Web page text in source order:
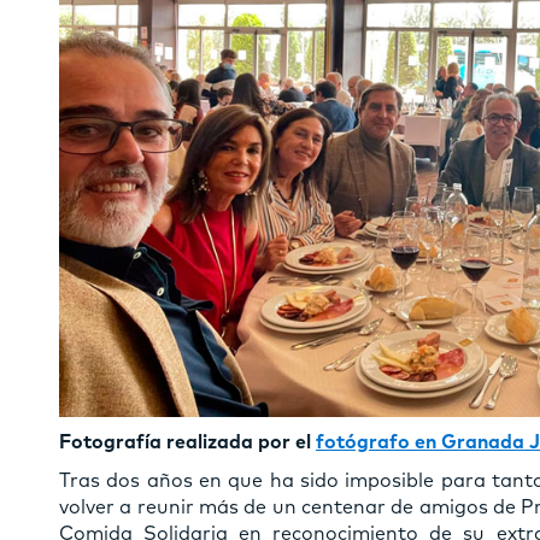
Fotografía realizada por el fotógrafo en Granada
Tras dos años en que ha sido imposible para
volver a reunir más de un centenar de amigos de
Comida Solidaria en reconocimiento de su